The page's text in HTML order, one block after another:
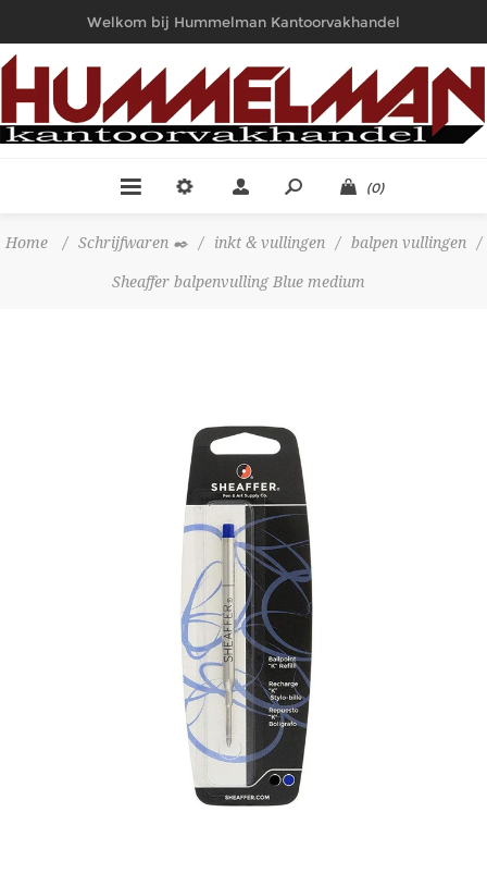
Welkom bij Hummelman Kantoorvakhandel
(0)
Home / Schrijfwaren ✒️ / inkt & vullingen / balpen vullingen /
Sheaffer balpenvulling Blue medium